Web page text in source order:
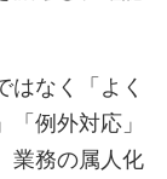
はなく「よく
例外対応」
業務の属人化